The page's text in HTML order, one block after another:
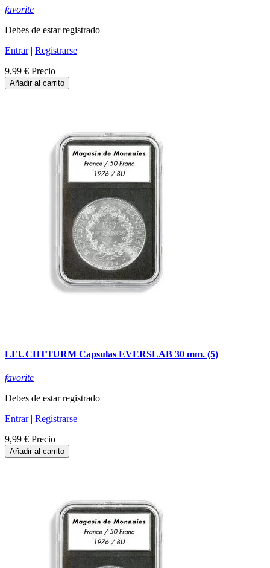
favorite
Debes de estar registrado
Entrar| Registrarse
9,99 € Precio
Añadir al carrito
LEUCHTTURM Capsulas EVERSLAB 30 mm. (5)
favorite
Debes de estar registrado
Entrar| Registrarse
9,99 € Precio
Añadir al carrito